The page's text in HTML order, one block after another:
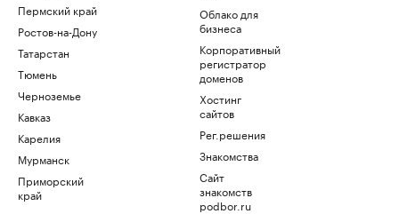
Пермский край
Ростов-на-Дону
Татарстан
Тюмень
Черноземье
Кавказ
Карелия
Мурманск
Приморский
край
Облако для
бизнеса
Корпоративный
регистратор
доменов
Хостинг
сайтов
Рег.решения
Знакомства
Сайт
знакомств
podbor.ru